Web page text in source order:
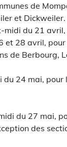
de
et Dickweiler.
du 21
et 28 avril,
de Berbourg,
24 mai, pour
du 27 mai,
des